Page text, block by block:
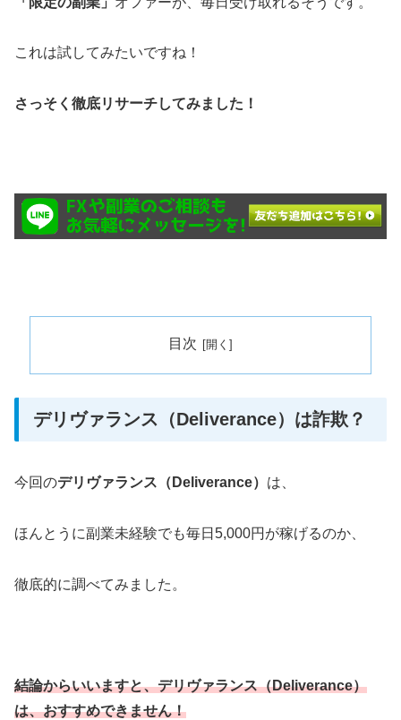
これは試してみたいですね！
さっそく徹底リサーチしてみました！
目次
デリヴァランス（Deliverance）は詐欺？
今回のデリヴァランス（Deliverance） は、
ほんとうに副業未経験でも毎日5,000円が稼げるのか、
徹底的に調べてみました。
結論からいいますと、デリヴァランス（Deliverance）
は、おすすめできません！